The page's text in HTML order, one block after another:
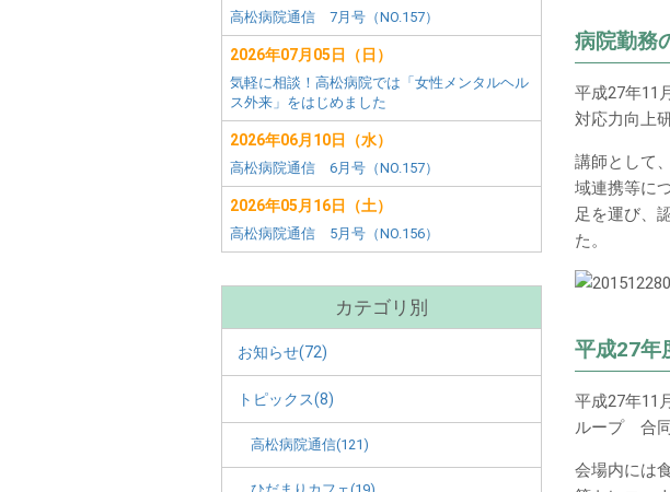
田
市)
メ
ニ
ュ
ー
田
メ
イ
ン
コ
ン
テ
ン
病院勤務
平成27年11
対応力向上
講師として
域連携等に
足を運び、
た。
平成27
平成27年11
ループ 合同
会場内には
ー
高松病院通信 7月号（NO.157）
2026年07月05日（日）
気軽に相談！高松病院では「女性メンタルヘル
ス外来」をはじめました
2026年06月10日（水）
高松病院通信 6月号（NO.157）
2026年05月16日（土）
高松病院通信 5月号（NO.156）
カテゴリ別
お知らせ(72)
トピックス(8)
高松病院通信(121)